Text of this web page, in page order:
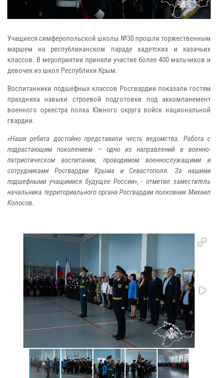
Учащиеся симферопольской школы №30 прошли торжественным
маршем на республиканском параде кадетских и казачьих
классов. В мероприятии приняли участие более 400 мальчиков и
девочек из школ Республики Крым.
Воспитанники подшефных классов Росгвардии показали гостям
праздника навыки строевой подготовки под аккомпанемент
военного оркестра полка Южного округа войск национальной
гвардии.
«Наши ребята достойно представили честь ведомства. Работа с
подрастающим поколением – одно из направлений в военно-
патриотическом воспитании, проводимом военнослужащими и
сотрудниками Росгвардии Крыма и Севастополя. За нашими
подшефными учащимися будущее России», - отметил заместитель
начальника территориального органа Росгвардии полковник Михаил
Колосов.